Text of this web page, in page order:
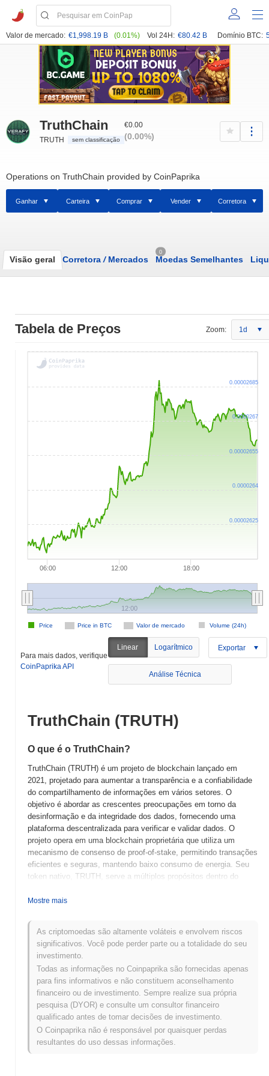
Valor de mercado: €1,998.19 B (0.01%) Vol 24H: €80.42 B Domínio BTC:
TruthChain
TRUTH sem classificação
€0.00
(0.00%)
Operations on TruthChain provided by CoinPaprika
Ganhar Carteira Comprar Vender Corretora
Visão geral Corretora /Mercados
0
Moedas Semelhantes
Tabela de Preços Zoom: 1d
06:00 12:00 18:00
Price in BTC Valor de mercado Volume (24h)
Price
12:00
0.00002625
0.0000264
0.00002655
0.0000267
0.00002685
Para mais dados, verifique
CoinPaprika API
Linear Logarítmico Exportar
Análise Técnica
TruthChain (TRUTH)
O que é o TruthChain?
TruthChain (TRUTH) é um projeto de blockchain lançado em
2021, projetado para aumentar a transparência e a confiabilidade
do compartilhamento de informações em vários setores. O
objetivo é abordar as crescentes preocupações em torno da
desinformação e da integridade dos dados, fornecendo uma
plataforma descentralizada para verificar e validar dados. O
projeto opera em uma blockchain proprietária que utiliza um
mecanismo de consenso de proof-of-stake, permitindo transações
eficientes e seguras, mantendo baixo consumo de energia. Seu
token nativo, TRUTH, serve a múltiplos propósitos dentro do
staking e direitos de governança, permitindo que os detentores
desenvolvimento e as políticas da plataforma. O TruthChain se
destaca por seu foco no combate à desinformação por meio de
processos de verificação inovadores e parcerias com provedores
de dados, posicionando-se como um jogador significativo no
campo da integridade dos dados e soluções de transparência.
Quando e como o TruthChain começou?
O TruthChain teve origem em março de 2018, quando a equipe
fundadora lançou seu whitepaper, delineando a visão e a estrutura
técnica do projeto. A equipe de desenvolvimento tinha como
objetivo criar uma plataforma descentralizada focada em garantir
Mostre mais
As criptomoedas são altamente voláteis e envolvem riscos
significativos. Você pode perder parte ou a totalidade do seu
investimento.
Todas as informações no Coinpaprika são fornecidas apenas
para fins informativos e não constituem aconselhamento
financeiro ou de investimento. Sempre realize sua própria
pesquisa (DYOR) e consulte um consultor financeiro
qualificado antes de tomar decisões de investimento.
O Coinpaprika não é responsável por quaisquer perdas
resultantes do uso dessas informações.